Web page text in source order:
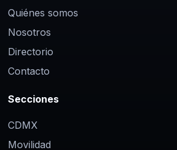
Quiénes somos
Nosotros
Directorio
Contacto
Secciones
CDMX
Movilidad